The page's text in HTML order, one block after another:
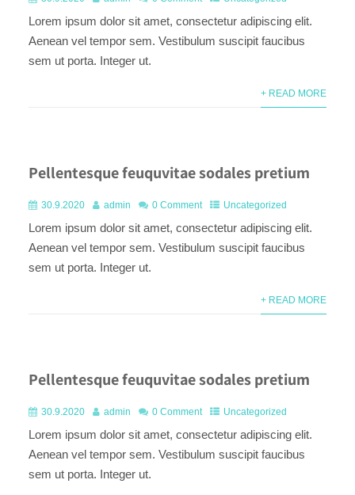
Lorem ipsum dolor sit amet, consectetur adipiscing elit.
Aenean vel tempor sem. Vestibulum suscipit faucibus
sem ut porta. Integer ut.
+ READ MORE
Pellentesque feuquvitae sodales pretium
30.9.2020 admin 0 Comment Uncategorized
Lorem ipsum dolor sit amet, consectetur adipiscing elit.
Aenean vel tempor sem. Vestibulum suscipit faucibus
sem ut porta. Integer ut.
+ READ MORE
Pellentesque feuquvitae sodales pretium
30.9.2020 admin 0 Comment Uncategorized
Lorem ipsum dolor sit amet, consectetur adipiscing elit.
Aenean vel tempor sem. Vestibulum suscipit faucibus
sem ut porta. Integer ut.